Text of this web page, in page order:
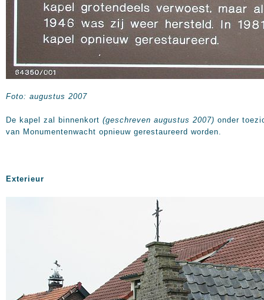
Foto: augustus 2007
De kapel zal binnenkort (geschreven augustus 2007) onder
van Monumentenwacht opnieuw gerestaureerd worden.
Exterieur